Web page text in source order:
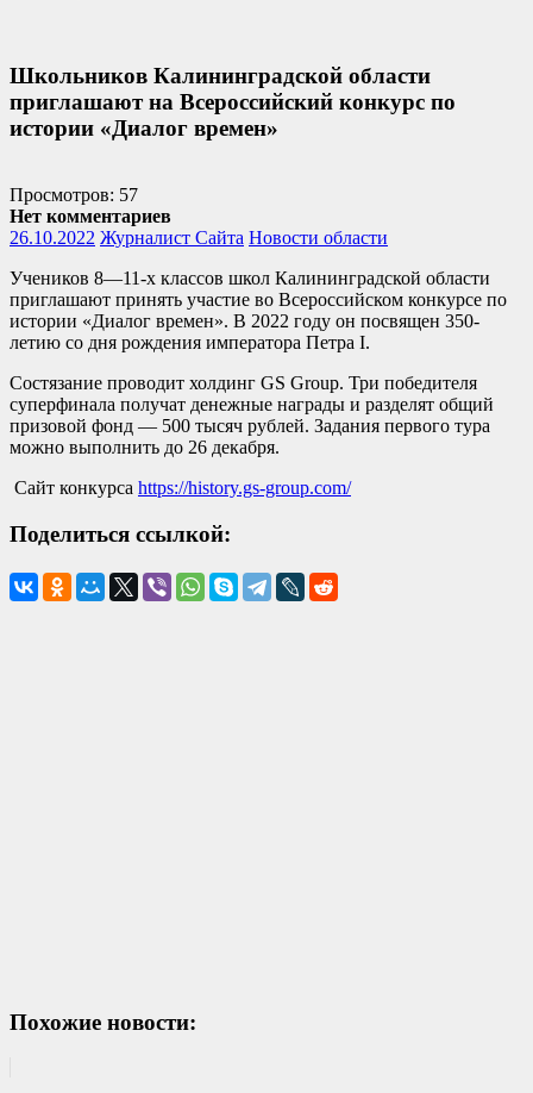
Школьников Калининградской области
приглашают на Всероссийский конкурс по
истории «Диалог времен»
Просмотров: 57
Нет комментариев
26.10.2022 Журналист Сайта Новости области
Учеников 8—11-х классов школ Калининградской области
приглашают принять участие во Всероссийском конкурсе по
истории «Диалог времен». В 2022 году он посвящен 350-
летию со дня рождения императора Петра I.
Состязание проводит холдинг GS Group. Три победителя
суперфинала получат денежные награды и разделят общий
призовой фонд — 500 тысяч рублей. Задания первого тура
можно выполнить до 26 декабря.
Сайт конкурса https://history.gs-group.com/
Поделиться ссылкой:
Похожие новости: